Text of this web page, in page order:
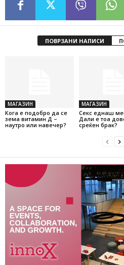
ПОВРЗАНИ НАПИСИ
МАГАЗИН
Кога е подобро да се
зема витамин Д –
наутро или навечер?
МАГАЗИН
Секс еднаш
Дали е тоа
среќен брак?